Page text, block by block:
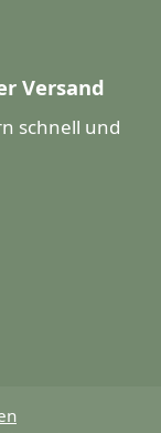
Versand
schnell und